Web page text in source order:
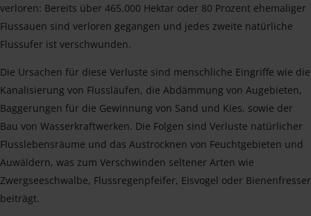
verloren: Bereits über 465.000 Hektar oder 80 Prozent ehemaliger
Flussauen sind verloren gegangen und jedes zweite natürliche
Flussufer ist verschwunden.
Die Ursachen für diese Verluste sind menschliche Eingriffe wie die
Kanalisierung von Flussläufen, die Abdämmung von Augebieten,
Baggerungen für die Gewinnung von Sand und Kies, sowie der
Bau von Wasserkraftwerken. Die Folgen sind Verluste natürlicher
Flusslebensräume und das Austrocknen von Feuchtgebieten und
Auwäldern, was zum Verschwinden seltener Arten wie
Zwergseeschwalbe, Flussregenpfeifer, Eisvogel oder Bienenfresser
beiträgt.